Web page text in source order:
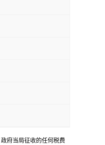
府当局征收的任何税费